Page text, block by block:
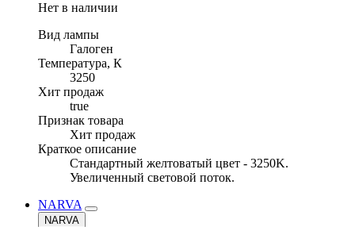
Нет в наличии
Вид лампы
Галоген
Температура, К
3250
Хит продаж
true
Признак товара
Хит продаж
Краткое описание
Стандартный желтоватый цвет - 3250K.
Увеличенный световой поток.
NARVA
NARVA